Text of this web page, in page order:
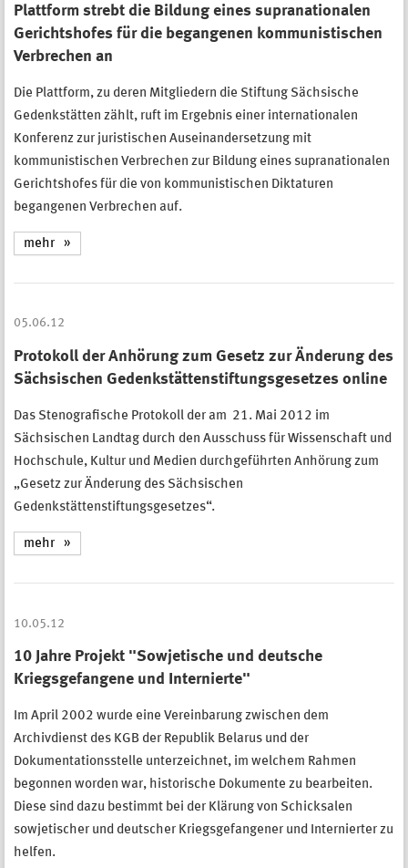
Plattform strebt die Bildung eines supranationalen
Gerichtshofes für die begangenen kommunistischen
Verbrechen an
Die Plattform, zu deren Mitgliedern die Stiftung Sächsische
Gedenkstätten zählt, ruft im Ergebnis einer internationalen
Konferenz zur juristischen Auseinandersetzung mit
kommunistischen Verbrechen zur Bildung eines supranationalen
Gerichtshofes für die von kommunistischen Diktaturen
begangenen Verbrechen auf.
mehr
05.06.12
Protokoll der Anhörung zum Gesetz zur Änderung des
Sächsischen Gedenkstättenstiftungsgesetzes online
Das Stenografische Protokoll der am 21. Mai 2012 im
Sächsischen Landtag durch den Ausschuss für Wissenschaft und
Hochschule, Kultur und Medien durchgeführten Anhörung zum
„Gesetz zur Änderung des Sächsischen
Gedenkstättenstiftungsgesetzes“.
mehr
10.05.12
10 Jahre Projekt "Sowjetische und deutsche
Kriegsgefangene und Internierte"
Im April 2002 wurde eine Vereinbarung zwischen dem
Archivdienst des KGB der Republik Belarus und der
Dokumentationsstelle unterzeichnet, im welchem Rahmen
begonnen worden war, historische Dokumente zu bearbeiten.
Diese sind dazu bestimmt bei der Klärung von Schicksalen
sowjetischer und deutscher Kriegsgefangener und Internierter zu
helfen.